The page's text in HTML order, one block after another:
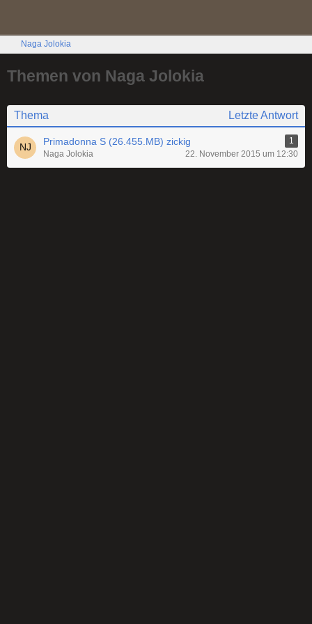
Naga Jolokia
Themen von Naga Jolokia
Thema Letzte Antwort
Primadonna S (26.455.MB) zickig
1
Naga Jolokia
22. November 2015 um 12:30